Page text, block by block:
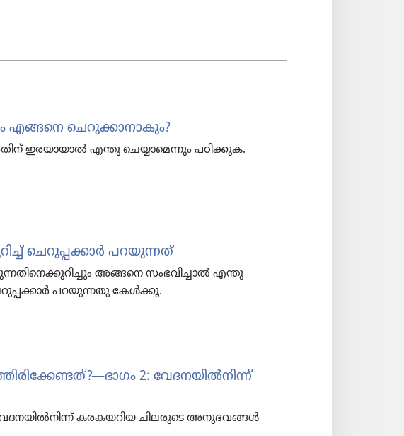
എങ്ങനെ ചെറു​ക്കാ​നാ​കും?
ഇരയാ​യാൽ എന്തു ചെയ്യാ​മെ​ന്നും പഠിക്കുക.
ചെറുപ്പക്കാർ പറയു​ന്നത്‌
അങ്ങനെ സംഭവിച്ചാൽ എന്തു
പറയു​ന്ന​തു കേൾക്കൂ.
2: വേദന​യിൽനിന്ന്‌
കരകയ​റി​യ ചിലരു​ടെ അനുഭ​വ​ങ്ങൾ